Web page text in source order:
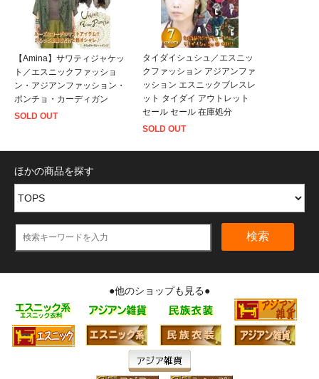
【Amina】サワティジャケッ
ト／エスニックファッショ
ン・アジアンファッション・
ポンチョ・カーディガン
SOLD OUT
タイダイシュシュ／エスニッ
クファッション アジアンファ
ッション エスニックブレスレ
ット タイダイ アウトレット
セール セール 在庫処分
SOLD OUT
ほかの商品を探す
検索
●他のショップも見る●